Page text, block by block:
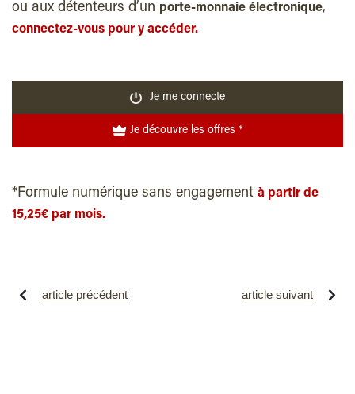
ou aux détenteurs d’un porte-monnaie électronique,
connectez-vous pour y accéder.
Je me connecte
Je découvre les offres *
*Formule numérique sans engagement à partir de
15,25€ par mois.
article précédent article suivant